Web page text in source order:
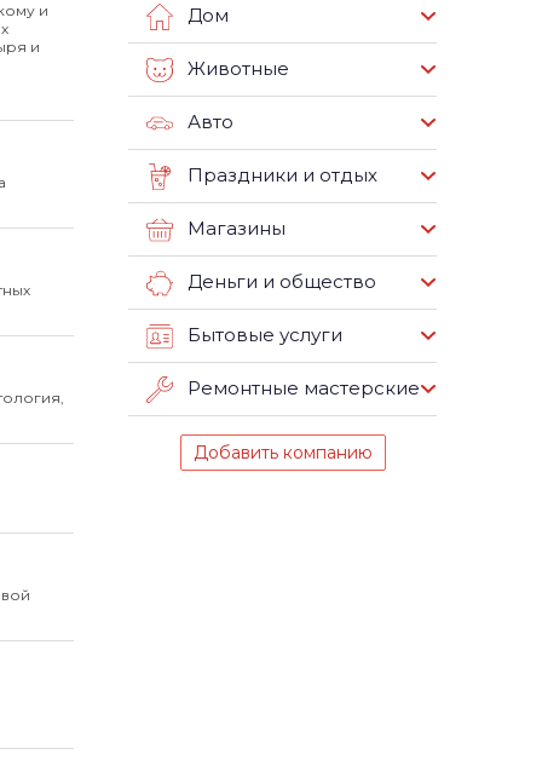
и
и
Дом
Животные
Авто
Праздники и отдых
Магазины
Деньги и общество
Бытовые услуги
Ремонтные мастерские
Добавить компанию